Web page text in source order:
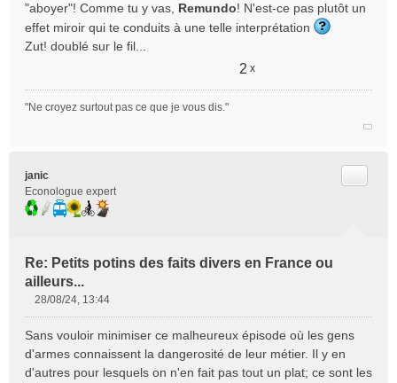
s
s
a
o
"aboyer"! Comme tu y vas, Remundo! N'est-ce pas plutôt un
effet miroir qui te conduits à une telle interprétation
Zut! doublé sur le fil...
2 x
"Ne croyez surtout pas ce que je vous dis."
janic
Econologue expert
Re: Petits potins des faits divers en France ou
ailleurs...
s
s
a
28/08/24, 13:44
Sans vouloir minimiser ce malheureux épisode où les gens
d'armes connaissent la dangerosité de leur métier. Il y en
d'autres pour lesquels on n'en fait pas tout un plat; ce sont les